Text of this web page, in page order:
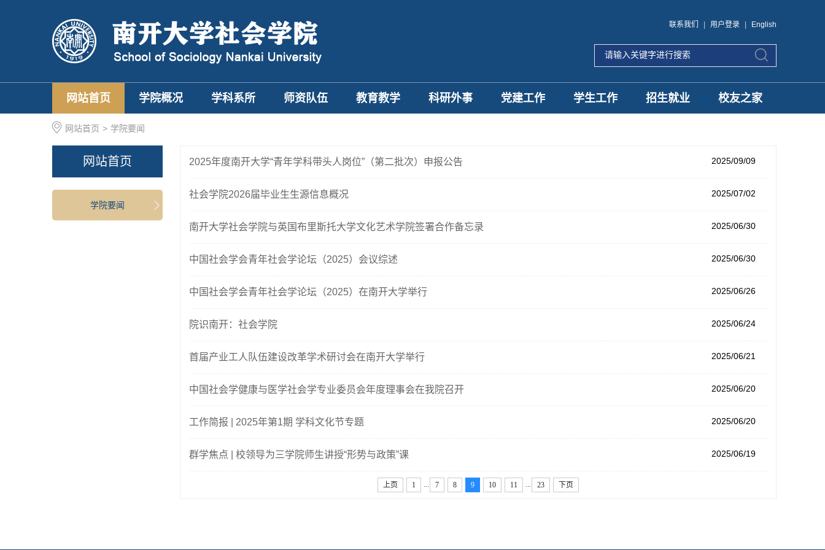
联系我们 用户登录 English
网站首页 学院概况 学科系所 师资队伍 教育教学 科研外事 党建工作 学生工作 招生就业 校友之家
网站首页 > 学院要闻
网站首页
学院要闻
2025年度南开大学“青年学科带头人岗位”（第二批次）申报公告 2025/09/09
社会学院2026届毕业生生源信息概况 2025/07/02
南开大学社会学院与英国布里斯托大学文化艺术学院签署合作备忘录 2025/06/30
中国社会学会青年社会学论坛（2025）会议综述 2025/06/30
中国社会学会青年社会学论坛（2025）在南开大学举行 2025/06/26
院识南开：社会学院 2025/06/24
首届产业工人队伍建设改革学术研讨会在南开大学举行 2025/06/21
中国社会学健康与医学社会学专业委员会年度理事会在我院召开 2025/06/20
工作简报 | 2025年第1期 学科文化节专题 2025/06/20
群学焦点 | 校领导为三学院师生讲授“形势与政策”课 2025/06/19
上页 1 7 8 9 10 11 23 下页